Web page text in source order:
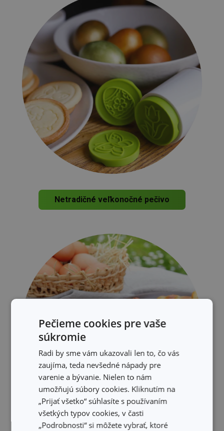
Netradičné veľkonočné pečivo
Pečieme cookies pre vaše
súkromie
Radi by sme vám ukazovali len to, čo vás
zaujíma, teda nevšedné nápady pre
varenie a bývanie. Nielen to nám
umožňujú súbory cookies. Kliknutím na
„Prijať všetko“ súhlasíte s používaním
všetkých typov cookies, v časti
„Podrobnosti“ si môžete vybrať, ktoré